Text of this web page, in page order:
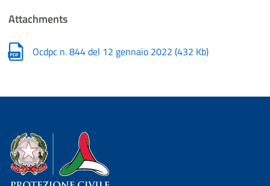
Attachments
Ocdpc n. 844 del 12 gennaio 2022 (432 Kb)
Dipartimento della Protezione Civile